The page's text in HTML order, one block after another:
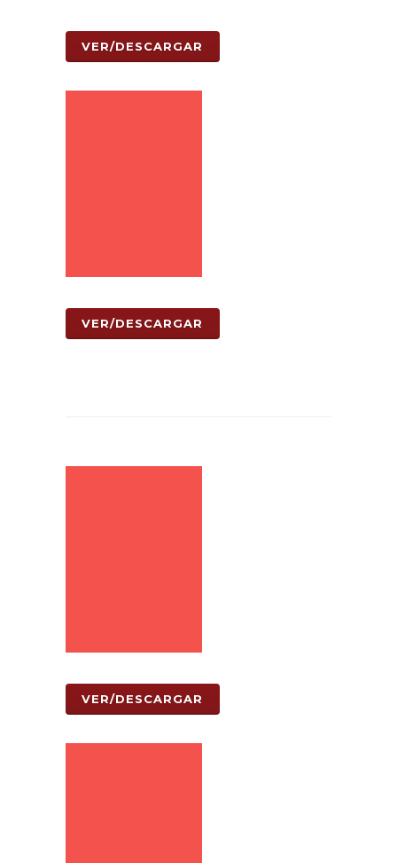
VER/DESCARGAR
VER/DESCARGAR
VER/DESCARGAR